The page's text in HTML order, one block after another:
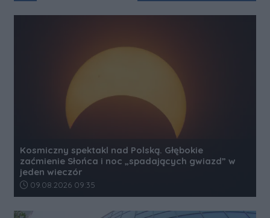
Kosmiczny spektakl nad Polską. Głębokie
zaćmienie Słońca i noc „spadających gwiazd” w
jeden wieczór
Data dodania artykułu:
09.08.2026 09:35